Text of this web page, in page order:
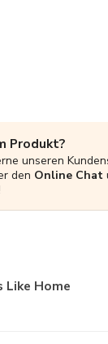
Produkt?
unseren
den Online Chat
Like Home